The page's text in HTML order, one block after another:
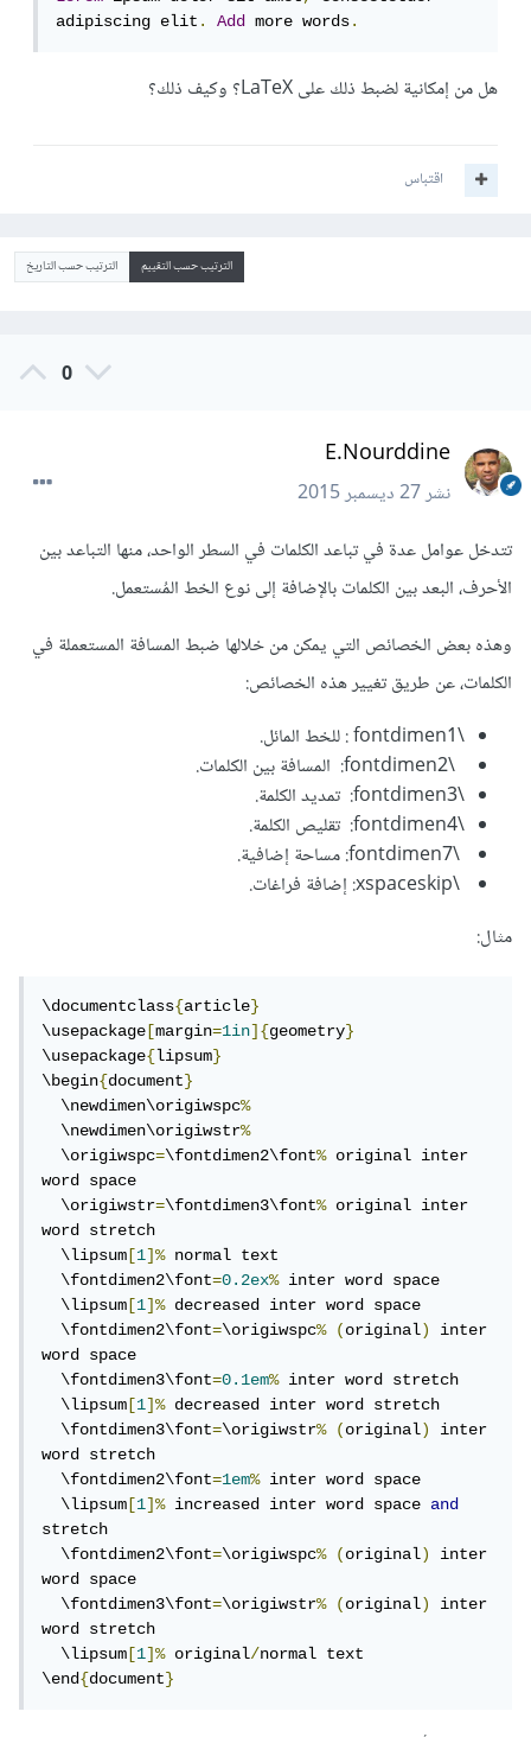
adipiscing elit. Add more words.
هل من إمكانية لضبط ذلك على LaTeX؟ وكيف ذلك؟
اقتباس
الترتيب حسب التقييم الترتيب حسب التاريخ
0
E.Nourddine
نشر27 ديسمبر 2015
تتدخل عوامل عدة في تباعد الكلمات في السطر الواحد، منها التباعد بين
الأحرف، البعد بين الكلمات بالإضافة إلى نوع الخط المُستعمل.
وهذه بعض الخصائص التي يمكن من خلالها ضبط المسافة المستعملة في
الكلمات، عن طريق تغيير هذه الخصائص:
\fontdimen1 : للخط المائل.
\fontdimen2: المسافة بين الكلمات.
\fontdimen3: تمديد الكلمة.
\fontdimen4: تقليص الكلمة.
\fontdimen7: مساحة إضافية.
\xspaceskip: إضافة فراغات.
مثال:
\documentclass{article}
\usepackage [margin=1in]{geometry}
\usepackage{lipsum}
\begin{document}
  \newdimen\origiwspc
%
  \newdimen\origiwstr
%
  \origiwspc
=\fontdimen2\font% original inter
word space
  \origiwstr
=\fontdimen3\font% original inter
word stretch
  \lipsum
[1]% normal text
  \fontdimen2\font
=0.2ex% inter word space
  \lipsum
[1]% decreased inter word space
  \fontdimen2\font
=\origiwspc% (original)
inter
word space
  \fontdimen3\font
=0.1em% inter word stretch
  \lipsum
[1]% decreased inter word stretch
  \fontdimen3\font
=\origiwstr% (original)
inter
word stretch
  \fontdimen2\font
=1em% inter word space
  \lipsum
[1]% increased inter word space and
stretch
  \fontdimen2\font
=\origiwspc% (original)
inter
word space
  \fontdimen3\font
=\origiwstr% (original)
inter
word stretch
  \lipsum
[1]% original/normal text
\end{document}